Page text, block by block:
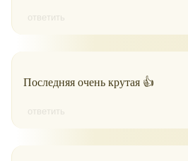
ответить
Последняя очень крутая 👍
ответить